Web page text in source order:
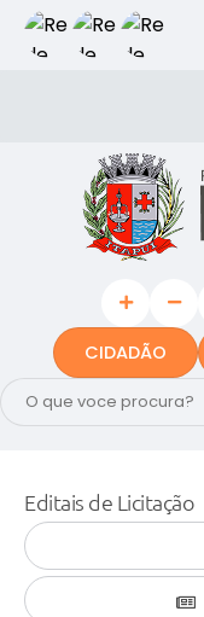
CIDADÃO
Editais de Licitação